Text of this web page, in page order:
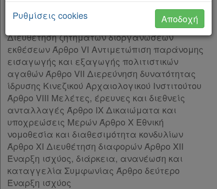
Kodiko
Forum
Αναζήτηση
Κ.Α.Δ.
Διακρατικές
Συμφωνίες
Ελλάδας
Πληροφορίες
δημοσιεύσεων Άρθρο IV Ανταλλαγές και
κατάρτιση επαγγελματιών Άρθρο V
Διευθέτηση ζητημάτων διοργανώσεων
εκθέσεων Άρθρο VI Αντιμετώπιση παράνομης
εισαγωγής και εξαγωγής πολιτιστικών
αγαθών Άρθρο VII Διερεύνηση δυνατότητας
ίδρυσης Κινεζικού Αρχαιολογικού Ινστιτούτου
Άρθρο VIII Μελέτες, έρευνες και διεθνείς
ανταλλαγές Άρθρο IX Δικαιώματα και
υποχρεώσεις Μερών Άρθρο X Εθνική
νομοθεσία και διαθεσιμότητα κονδυλίων
Άρθρο XI Διευθέτηση διαφορών Άρθρο XII
Έναρξη ισχύος, διάρκεια, ανανέωση και
καταγγελία Συμφωνίας Άρθρο δεύτερο
Έναρξη ισχύος
Ρυθμίσεις cookies Αποδοχή